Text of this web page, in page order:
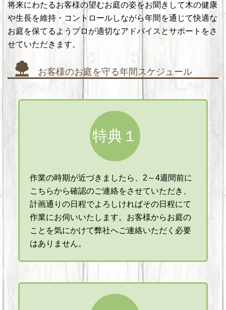
将来にわたるお客様の望むお庭の姿をお聞きして木の健康
や生長を維持・コントロールしながら年間を通じて快適な
お庭を保てるようプロが適切なアドバイスとサポートをさ
せていただきます。
お客様のお庭を守る年間スケジュール
特典１
作業の時期が近づきましたら、2～4週間前に
こちらから確認のご連絡をさせていただき、
計画通りの日程でよろしければその日程にて
作業にお伺いいたします。お客様からお庭の
ことを気にかけて弊社へご連絡いただく必要
はありません。